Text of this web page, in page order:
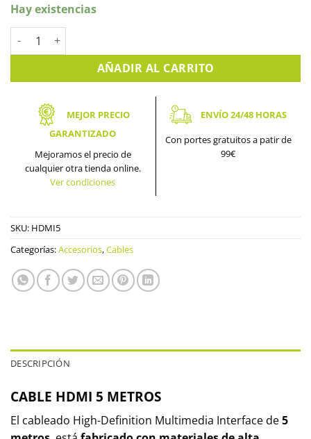
Hay existencias
CABLE HDMI 5M cantidad
AÑADIR AL CARRITO
MEJOR PRECIO
GARANTIZADO
Mejoramos el precio de
cualquier otra tienda online.
Ver condiciones
ENVÍO 24/48 HORAS
Con portes gratuitos a patir de
99€
SKU: HDMI5
Categorías:Accesorios,Cables
DESCRIPCIÓN
CABLE HDMI 5 METROS
El cableado High-Definition Multimedia Interface de5